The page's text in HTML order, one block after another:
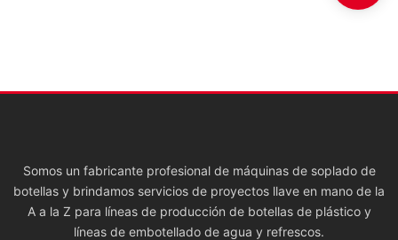
Somos un fabricante profesional de máquinas de soplado de
botellas y brindamos servicios de proyectos llave en mano de la
A a la Z para líneas de producción de botellas de plástico y
líneas de embotellado de agua y refrescos.